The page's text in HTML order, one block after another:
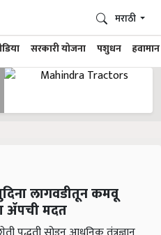
सरकारी योजना पशुधन हवामान
मराठी
लागवडीतून कमवू
ॲपची मदत